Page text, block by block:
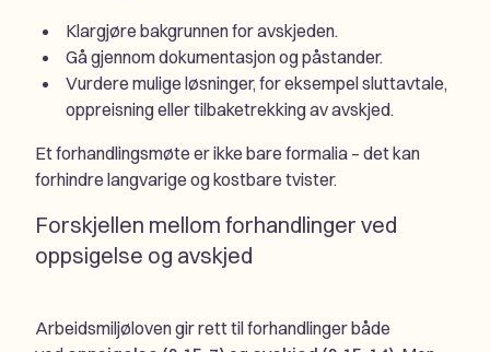
Klargjøre bakgrunnen for avskjeden.
Gå gjennom dokumentasjon og påstander.
Vurdere mulige løsninger, for eksempel sluttavtale,
oppreisning eller tilbaketrekking av avskjed.
Et forhandlingsmøte er ikke bare formalia – det kan
forhindre langvarige og kostbare tvister.
Forskjellen mellom forhandlinger ved
oppsigelse og avskjed
Arbeidsmiljøloven gir rett til forhandlinger både